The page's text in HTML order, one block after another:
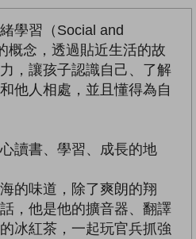
學習（Social and
概念，透過貼近生活的故
，讓孩子認識自己、了解
他人相處，並且懂得為自
讀書、學習、成長的地
的味道，除了爽朗的翔
，他是他的擴音器、翻譯
冰紅茶，一起玩官兵抓強